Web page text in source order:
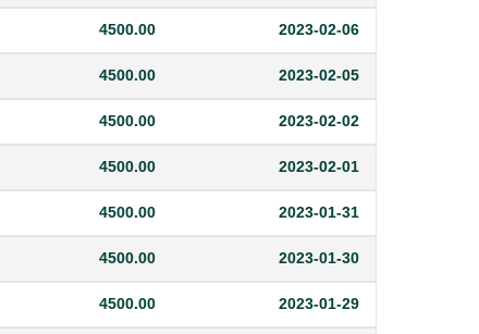
2023-02-06
4500.00
2023-02-05
4500.00
2023-02-02
4500.00
2023-02-01
4500.00
2023-01-31
4500.00
2023-01-30
4500.00
2023-01-29
4500.00